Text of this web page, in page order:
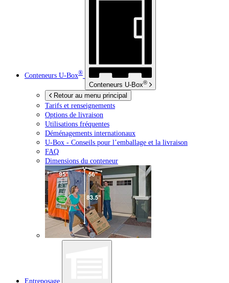
Conteneurs U-Box®
Conteneurs U-Box®
Retour au menu principal
Tarifs et renseignements
Options de livraison
Utilisations fréquentes
Déménagements internationaux
U-Box - Conseils pour l’emballage et la livraison
FAQ
Dimensions du conteneur
Entreposage